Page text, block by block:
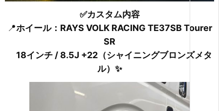
✅カスタム内容
📍ホイール：RAYS VOLK RACING TE37SB Tourer
SR
18インチ / 8.5J +22（シャイニングブロンズメタ
ル）✨